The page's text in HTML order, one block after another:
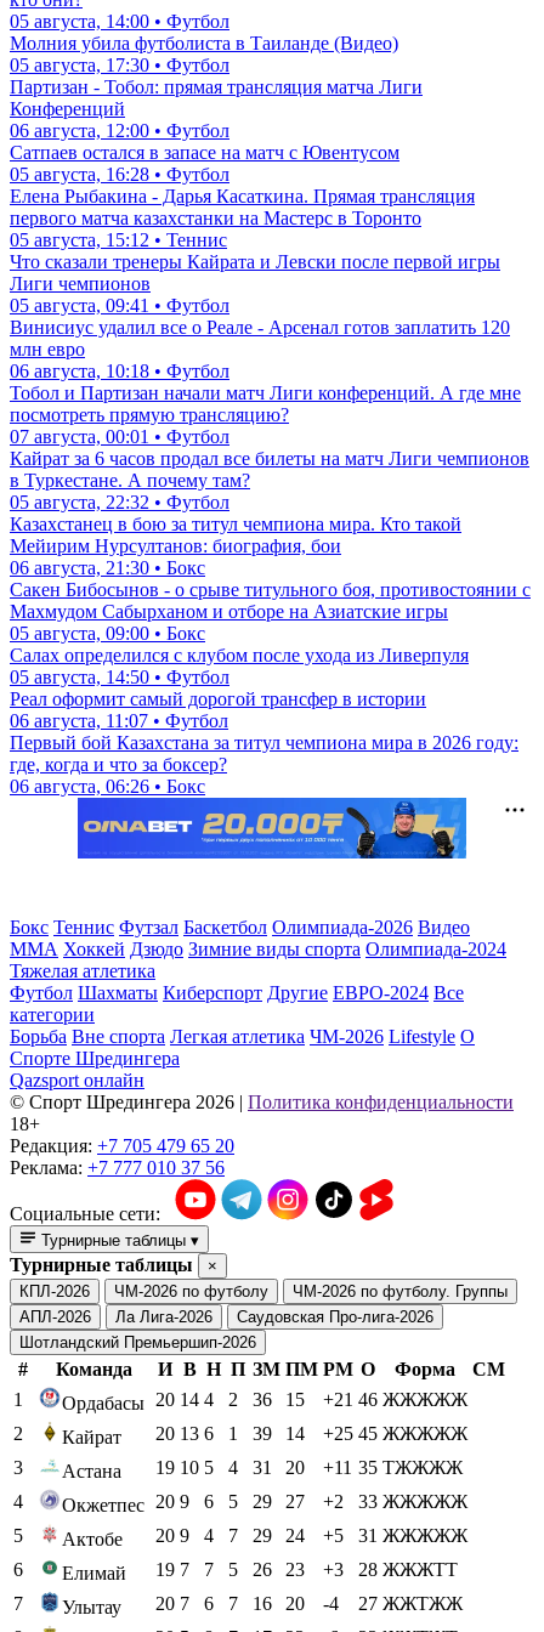
05 августа, 14:00 • Футбол
Молния убила футболиста в Таиланде (Видео)
05 августа, 17:30 • Футбол
Партизан - Тобол: прямая трансляция матча Лиги
Конференций
06 августа, 12:00 • Футбол
Сатпаев остался в запасе на матч с Ювентусом
05 августа, 16:28 • Футбол
Елена Рыбакина - Дарья Касаткина. Прямая трансляция
первого матча казахстанки на Мастерс в Торонто
05 августа, 15:12 • Теннис
Что сказали тренеры Кайрата и Левски после первой игры
Лиги чемпионов
05 августа, 09:41 • Футбол
Винисиус удалил все о Реале - Арсенал готов заплатить 120
млн евро
06 августа, 10:18 • Футбол
Тобол и Партизан начали матч Лиги конференций. А где мне
посмотреть прямую трансляцию?
07 августа, 00:01 • Футбол
Кайрат за 6 часов продал все билеты на матч Лиги чемпионов
в Туркестане. А почему там?
05 августа, 22:32 • Футбол
Казахстанец в бою за титул чемпиона мира. Кто такой
Мейирим Нурсултанов: биография, бои
06 августа, 21:30 • Бокс
Сакен Бибосынов - о срыве титульного боя, противостоянии с
Махмудом Сабырханом и отборе на Азиатские игры
05 августа, 09:00 • Бокс
Салах определился с клубом после ухода из Ливерпуля
05 августа, 14:50 • Футбол
Реал оформит самый дорогой трансфер в истории
06 августа, 11:07 • Футбол
Первый бой Казахстана за титул чемпиона мира в 2026 году:
где, когда и что за боксер?
06 августа, 06:26 • Бокс
Бокс Теннис Футзал Баскетбол Олимпиада-2026 Видео
ММА Хоккей Дзюдо Зимние виды спорта Олимпиада-2024
Тяжелая атлетика
Футбол Шахматы Киберспорт Другие ЕВРО-2024 Все
категории
Борьба Вне спорта Легкая атлетика ЧМ-2026 Lifestyle О
Спорте Шредингера
Qazsport онлайн
© Cпорт Шредингера 2026 | Политика конфиденциальности
18+
Редакция: +7 705 479 65 20
Реклама: +7 777 010 37 56
Социальные сети:
Турнирные таблицы ▾
Турнирные таблицы
×
КПЛ-2026
ЧМ-2026 по футболу
ЧМ-2026 по футболу. Группы
АПЛ-2026
Ла Лига-2026
Саудовская Про-лига-2026
Шотландский Премьершип-2026
# Команда И В Н П ЗМ ПМ РМ О Форма
СМ
1
Ордабасы 20 14 4 2 36 15 +21 46 ЖЖЖЖЖ
2
Кайрат 20 13 6 1 39 14 +25 45 ЖЖЖЖЖ
3
Астана 19 10 5 4 31 20 +11 35 ТЖЖЖЖ
4
Окжетпес 20 9 6 5 29 27 +2 33 ЖЖЖЖЖ
5
Актобе 20 9 4 7 29 24 +5 31 ЖЖЖЖЖ
6
Елимай 19 7 7 5 26 23 +3 28 ЖЖЖТТ
7
Улытау 20 7 6 7 16 20 -4 27 ЖЖТЖЖ